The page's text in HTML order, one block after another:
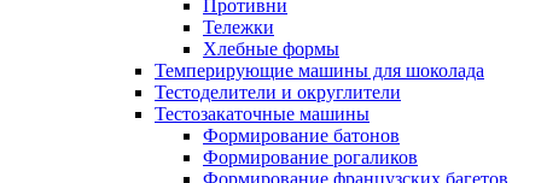
Противни
Тележки
Хлебные формы
Темперирующие машины для шоколада
Тестоделители и округлители
Тестозакаточные машины
Формирование батонов
Формирование рогаликов
Формирование французских багетов